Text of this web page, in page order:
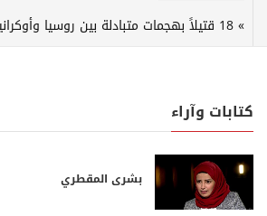
18 قتيلاً بهجمات متبادلة بين روسيا وأوكرانيا
كتابات وآراء
بشرى المقطري